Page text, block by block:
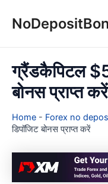
ग्रैंडकैपिटल
बोनस प्राप्त करें
Home - Forex no
डिपॉजिट बोनस प्राप्त करें